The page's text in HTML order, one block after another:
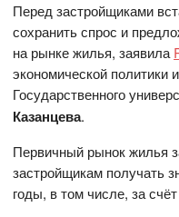
Перед застройщиками
сохранить спрос и
на рынке жилья, заявила
экономической политики
Государственного
Казанцева.
Первичный рынок жилья
застройщикам получать
годы, в том числе, за